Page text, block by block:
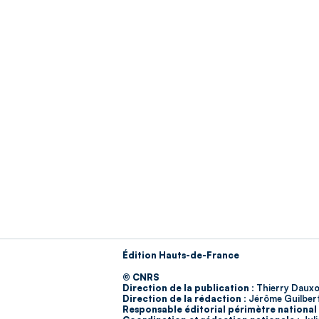
Édition Hauts-de-France
© CNRS
Direction de la publication : Thierry
Direction de la rédaction : Jérôme
Responsable éditorial périmètre national